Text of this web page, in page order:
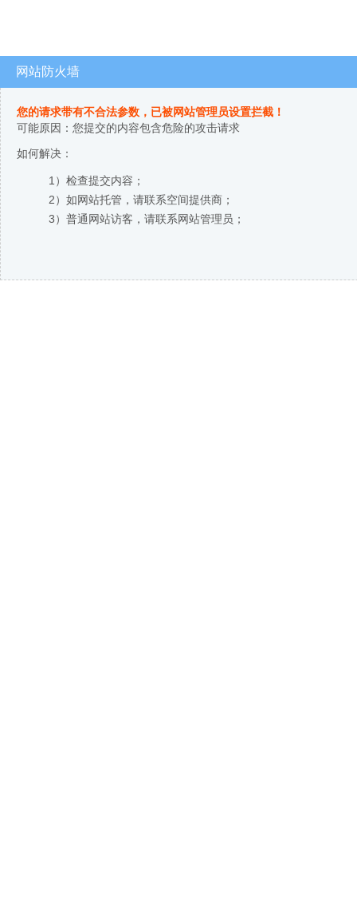
网站防火墙
您的请求带有不合法参数，已被网站管理员设置拦截！
可能原因：您提交的内容包含危险的攻击请求
如何解决：
1）检查提交内容；
2）如网站托管，请联系空间提供商；
3）普通网站访客，请联系网站管理员；